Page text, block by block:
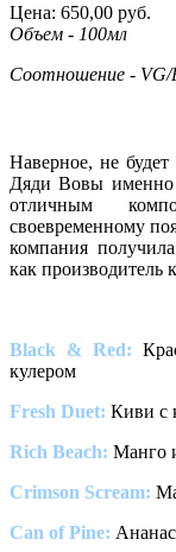
Цена: 650,00 руб.
Объем - 100мл
Соотношение - VG/
Наверное, не будет
Дяди Вовы именно
отличным
своевременному
компания
как производитель
Black & Red:
кулером
Fresh Duet: Киви с
Rich Beach: Манго
Crimson Scream:
Can of Pine: